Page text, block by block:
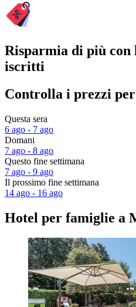
Risparmia di più
iscritti
Controlla i prezzi per
Questa sera
6 ago - 7 ago
Domani
7 ago - 8 ago
Questo fine settimana
7 ago - 9 ago
Il prossimo fine settimana
14 ago - 16 ago
Hotel per famiglie a